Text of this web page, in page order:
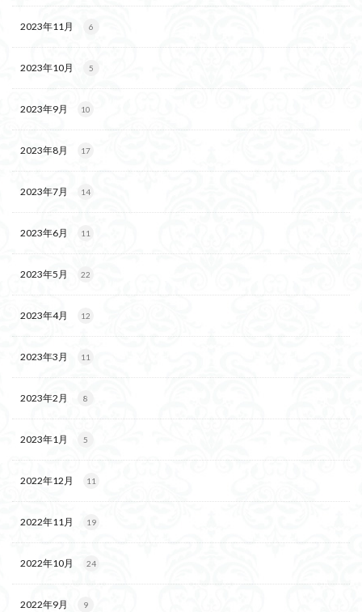
2023年11月 6
2023年10月 5
2023年9月 10
2023年8月 17
2023年7月 14
2023年6月 11
2023年5月 22
2023年4月 12
2023年3月 11
2023年2月 8
2023年1月 5
2022年12月 11
2022年11月 19
2022年10月 24
2022年9月 9